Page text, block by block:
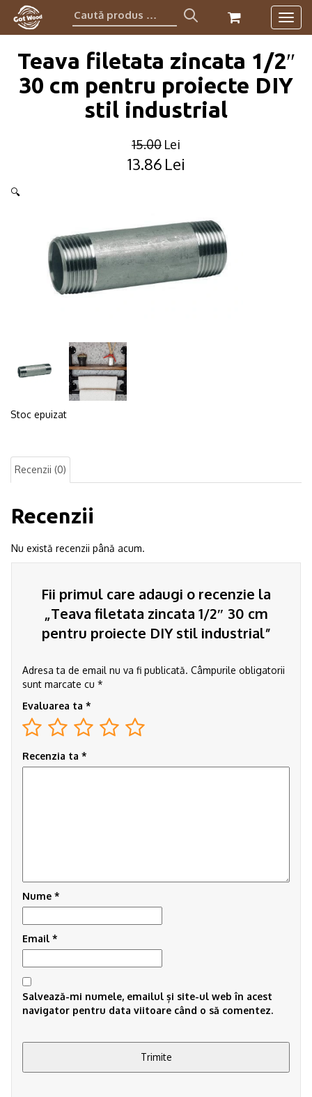
Caută
produs:
Teava filetata zincata 1/2″
30 cm pentru proiecte DIY
stil industrial
15.00 Lei
Original
13.86 Lei
Current
🔍
Stoc epuizat
Recenzii (0)
Recenzii
Nu există recenzii până acum.
Fii primul care adaugi o recenzie la
„Teava filetata zincata 1/2″ 30 cm
pentru proiecte DIY stil industrial”
Adresa ta de email nu va fi publicată. Câmpurile obligatorii
sunt marcate cu *
Evaluarea ta *
Recenzia ta *
Nume *
Email *
Salvează-mi numele, emailul și site-ul web în acest
navigator pentru data viitoare când o să comentez.